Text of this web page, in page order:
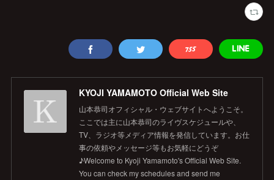
KYOJI YAMAMOTO Official Web Site
山本恭司オフィシャル・ウェブサイトへようこそ。
ここでは主に山本恭司のライヴスケジュールや、
TV、ラジオ等メディア情報を発信しています。お仕
事の依頼やメッセージ等もお気軽にどうぞ
♪Welcome to Kyoji Yamamoto's Official Web Site.
You can check my schedules and send me